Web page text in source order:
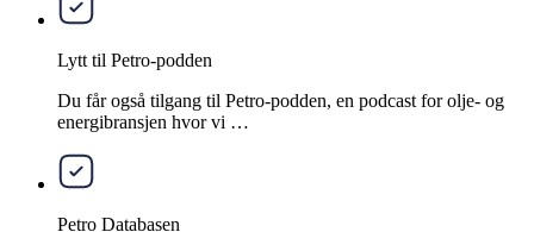
Lytt til Petro-podden
Du får også tilgang til Petro-podden, en podcast for olje- og
energibransjen hvor vi …
Petro Databasen